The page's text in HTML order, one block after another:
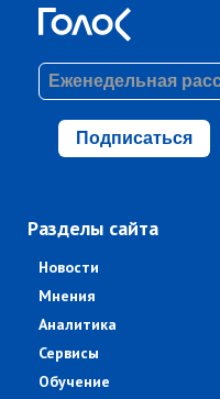
Подписаться
Разделы сайта
Новости
Мнения
Аналитика
Сервисы
Обучение